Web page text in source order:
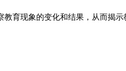
育现象的变化和结果，从而揭